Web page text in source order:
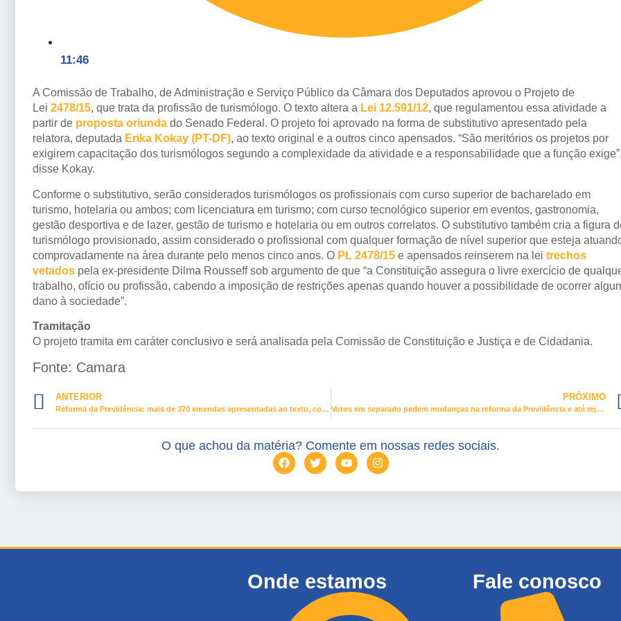
11:46
A Comissão de Trabalho, de Administração e Serviço Público da Câmara dos Deputados aprovou o Projeto de
Lei 2478/15, que trata da profissão de turismólogo. O texto altera a Lei 12.591/12, que regulamentou essa atividade a
partir de proposta oriunda do Senado Federal. O projeto foi aprovado na forma de substitutivo apresentado pela
relatora, deputada Erika Kokay (PT-DF), ao texto original e a outros cinco apensados. “São meritórios os projetos por
exigirem capacitação dos turismólogos segundo a complexidade da atividade e a responsabilidade que a função exige”,
disse Kokay.
Conforme o substitutivo, serão considerados turismólogos os profissionais com curso superior de bacharelado em
turismo, hotelaria ou ambos; com licenciatura em turismo; com curso tecnológico superior em eventos, gastronomia,
gestão desportiva e de lazer, gestão de turismo e hotelaria ou em outros correlatos. O substitutivo também cria a figura
turismólogo provisionado, assim considerado o profissional com qualquer formação de nível superior que esteja
comprovadamente na área durante pelo menos cinco anos. O PL 2478/15 e apensados reinserem na lei trechos
vetados pela ex-presidente Dilma Rousseff sob argumento de que “a Constituição assegura o livre exercício de
trabalho, ofício ou profissão, cabendo a imposição de restrições apenas quando houver a possibilidade de ocorrer
dano à sociedade”.
Tramitação
O projeto tramita em caráter conclusivo e será analisada pela Comissão de Constituição e Justiça e de Cidadania.
Fonte: Camara
ANTERIOR
Reforma da Previdência: mais de 370 emendas apresentadas ao texto, com votação na quarta
PRÓXIMO
Votos em separado pedem mudanças na reforma da Previdência e até rejeição do texto
O que achou da matéria? Comente em nossas redes sociais.
Onde estamos Fale conosco